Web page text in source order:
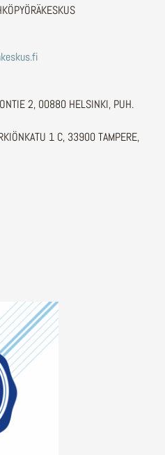
2, 00880 HELSINKI, PUH.
1 C, 33900 TAMPERE,